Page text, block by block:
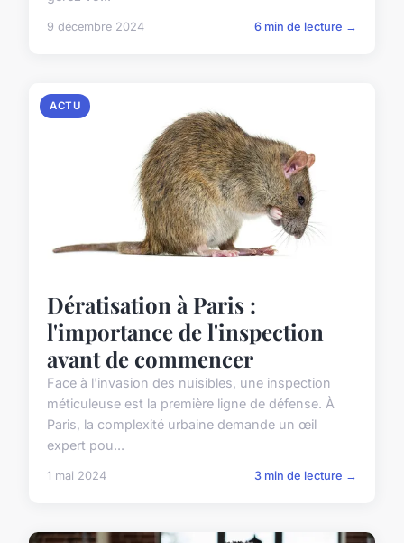
9 décembre 2024 6 min de lecture →
ACTU
Dératisation à Paris :
l'importance de l'inspection
avant de commencer
Face à l'invasion des nuisibles, une inspection
méticuleuse est la première ligne de défense. À
Paris, la complexité urbaine demande un œil
expert pou...
1 mai 2024 3 min de lecture →